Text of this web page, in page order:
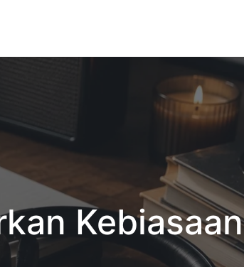
Kebiasaan